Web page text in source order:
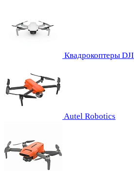
Квадрокоптеры DJI
Autel Robotics